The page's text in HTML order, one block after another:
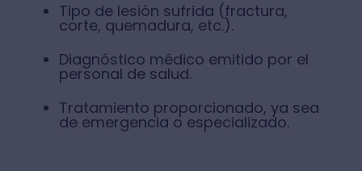
Tipo de lesión sufrida (fractura,
corte, quemadura, etc.).
Diagnóstico médico emitido por el
personal de salud.
Tratamiento proporcionado, ya sea
de emergencia o especializado.